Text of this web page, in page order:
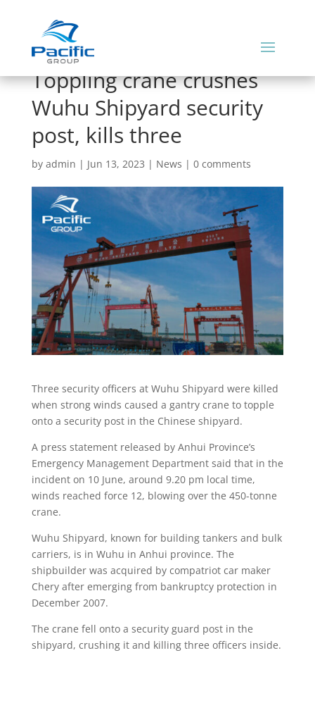
Toppling crane crushes
Wuhu Shipyard security
post, kills three
by admin | Jun 13, 2023 | News | 0 comments
Three security officers at Wuhu Shipyard were killed
when strong winds caused a gantry crane to topple
onto a security post in the Chinese shipyard.
A press statement released by Anhui Province’s
Emergency Management Department said that in the
incident on 10 June, around 9.20 pm local time,
winds reached force 12, blowing over the 450-tonne
crane.
Wuhu Shipyard, known for building tankers and bulk
carriers, is in Wuhu in Anhui province. The
shipbuilder was acquired by compatriot car maker
Chery after emerging from bankruptcy protection in
December 2007.
The crane fell onto a security guard post in the
shipyard, crushing it and killing three officers inside.